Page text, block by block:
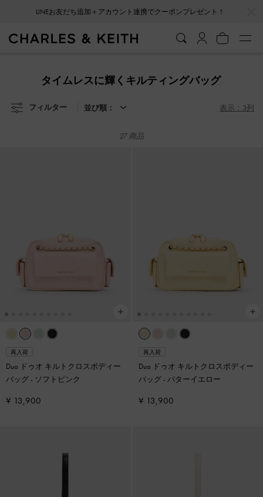
会員登録＋ニュースレター登録で10%OFFクーポンプレゼント！
会員登録＋ニュースレター登録で10%OFFクーポンプレゼント！
タイムレスに輝くキルティングバッグ
フィルター 並び順： 表示：3列
27 商品
再入荷
Duo ドゥオ キルトクロスボディー
バッグ- ソフトピンク
¥ 13,900
再入荷
Duo ドゥオ キルトクロスボディー
バッグ-バターイエロー
¥ 13,900